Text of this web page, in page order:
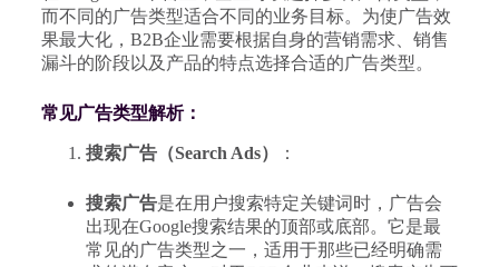
而不同的广告类型适合不同的业务目标。为使广告效
果最大化，B2B企业需要根据自身的营销需求、销售
漏斗的阶段以及产品的特点选择合适的广告类型。
常见广告类型解析：
搜索广告（Search Ads） ：
搜索广告是在用户搜索特定关键词时，广告会
出现在Google搜索结果的顶部或底部。它是最
常见的广告类型之一，适用于那些已经明确需